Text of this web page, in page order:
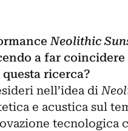
Neolithic
a far
ricerca?
nell’idea di
e acustica sul
tecnologica